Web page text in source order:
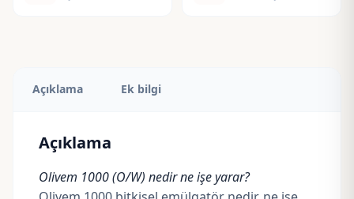
Açıklama Ek bilgi
Açıklama
Olivem 1000(O/W) nedir ne işe yarar?